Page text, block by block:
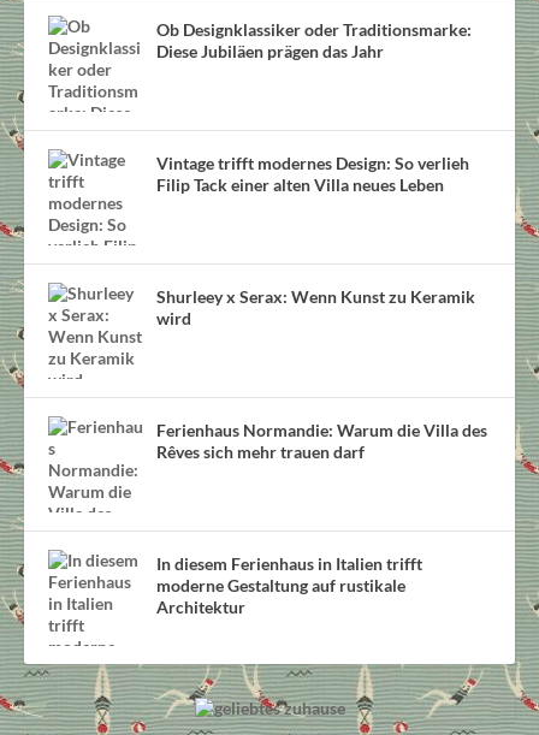
Ob Designklassiker oder Traditionsmarke:
Diese Jubiläen prägen das Jahr
Vintage trifft modernes Design: So verlieh
Filip Tack einer alten Villa neues Leben
Shurleey x Serax: Wenn Kunst zu Keramik
wird
Ferienhaus Normandie: Warum die Villa des
Rêves sich mehr trauen darf
In diesem Ferienhaus in Italien trifft
moderne Gestaltung auf rustikale
Architektur